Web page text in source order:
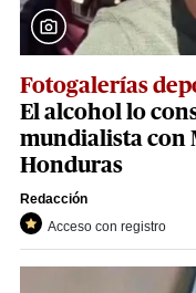
Fotogalerías
El alcohol lo
mundialista con
Honduras
Redacción
Acceso con registro